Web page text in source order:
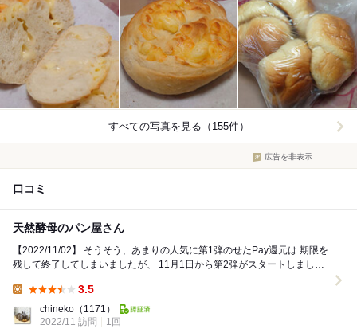
すべての写真を見る（155件）
広告を非表示
口コミ
天然酵母のパン屋さん
【2022/11/02】 そうそう、あまりの人気に第1弾のせたPay還元は 期限を
残して終了してしまいましたが、 11月1日から第2弾がスタートしまし
3.5
chineko （1171）
2022/11 訪問
1回